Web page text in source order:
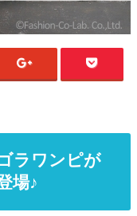
ラワンピが
場♪